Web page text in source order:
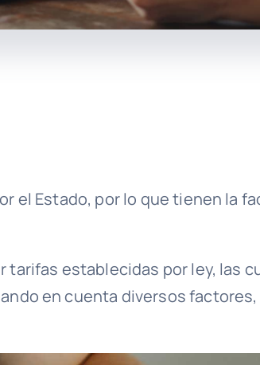
el Estado, por lo que tienen la
tarifas establecidas por ley, las
en cuenta diversos